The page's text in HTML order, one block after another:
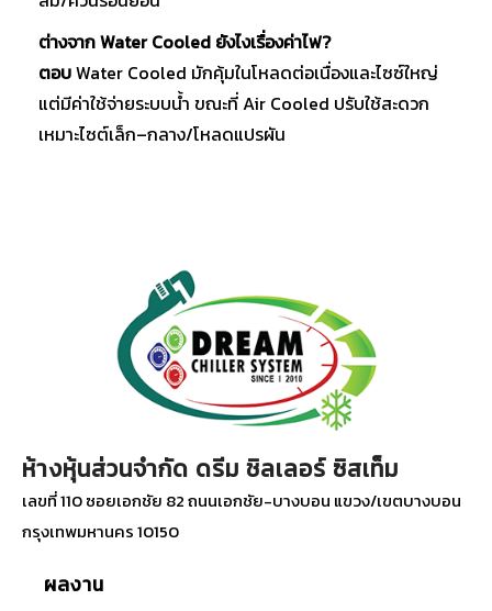
ต่างจาก Water Cooled ยังไงเรื่องค่าไฟ?
ตอบWater Cooled มักคุ้มในโหลดต่อเนื่องและไซซ์ใหญ่
แต่มีค่าใช้จ่ายระบบน้ำ ขณะที่ Air Cooled ปรับใช้สะดวก
เหมาะไซต์เล็ก–กลาง/โหลดแปรผัน
ห้างหุ้นส่วนจำกัด ดรีม ชิลเลอร์ ซิสเท็ม
เลขที่ 110 ซอยเอกชัย 82 ถนนเอกชัย-บางบอน แขวง/เขตบางบอน
กรุงเทพมหานคร 10150
ผลงาน